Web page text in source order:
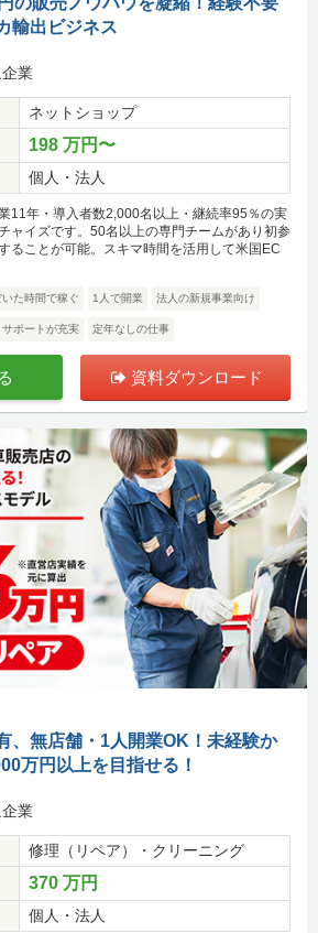
輸出ビジネス
業
ネットショップ
198 万円〜
個人・法人
11年・導入者数2,000名以上・継続率95％の実
ャイズです。50名以上の専門チームがあり初参
ることが可能。スキマ時間を活用して米国EC
た時間で稼ぐ 1人で開業 法人の新規事業向け
サポートが充実 定年なしの仕事
資料ダウンロード
、無店舗・1人開業OK！未経験か
万円以上を目指せる！
業
修理（リペア）・クリーニング
370 万円
個人・法人